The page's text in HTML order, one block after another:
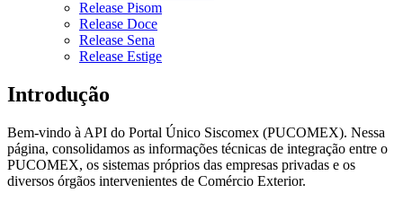
Release Pisom
Release Doce
Release Sena
Release Estige
Introdução
Bem-vindo à API do Portal Único Siscomex (PUCOMEX). Nessa
página, consolidamos as informações técnicas de integração entre o
PUCOMEX, os sistemas próprios das empresas privadas e os
diversos órgãos intervenientes de Comércio Exterior.